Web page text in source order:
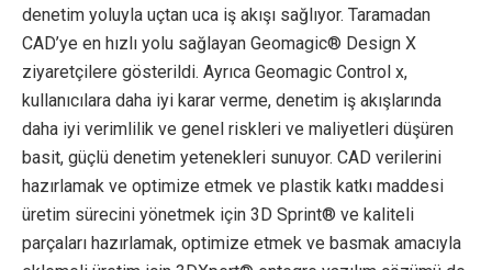
denetim yoluyla uçtan uca iş akışı sağlıyor. Taramadan
CAD’ye en hızlı yolu sağlayan Geomagic® Design X
ziyaretçilere gösterildi. Ayrıca Geomagic Control x,
kullanıcılara daha iyi karar verme, denetim iş akışlarında
daha iyi verimlilik ve genel riskleri ve maliyetleri düşüren
basit, güçlü denetim yetenekleri sunuyor. CAD verilerini
hazırlamak ve optimize etmek ve plastik katkı maddesi
üretim sürecini yönetmek için 3D Sprint® ve kaliteli
parçaları hazırlamak, optimize etmek ve basmak amacıyla